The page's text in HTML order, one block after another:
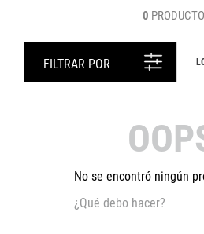
0
FILTRAR POR
No se encontró ningún
¿Qué debo hacer?